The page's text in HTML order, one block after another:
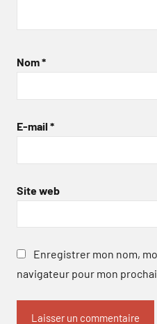
Nom*
E-mail *
Site web
Enregistrer mon nom,
navigateur pour mon